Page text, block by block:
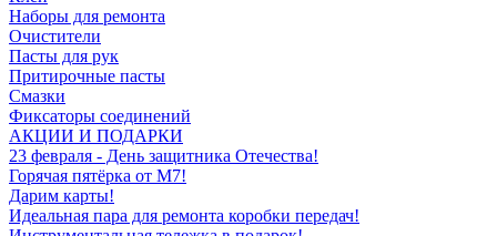
Наборы для ремонта
Очистители
Пасты для рук
Притирочные пасты
Смазки
Фиксаторы соединений
АКЦИИ И ПОДАРКИ
23 февраля - День защитника Отечества!
Горячая пятёрка от M7!
Дарим карты!
Идеальная пара для ремонта коробки передач!